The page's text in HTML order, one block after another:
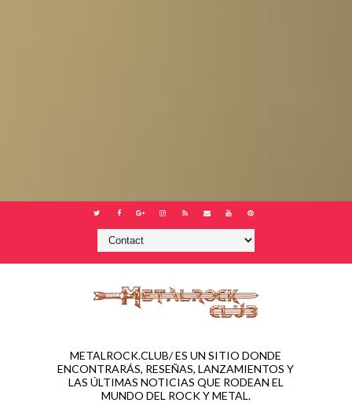
METALROCK.CLUB/ ES UN SITIO DONDE
ENCONTRARÁS, RESEÑAS, LANZAMIENTOS Y
LAS ÚLTIMAS NOTICIAS QUE RODEAN EL
MUNDO DEL ROCK Y METAL.